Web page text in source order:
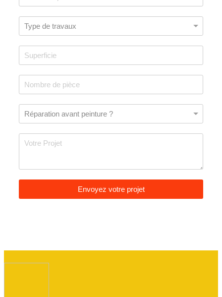
Envoyez votre projet